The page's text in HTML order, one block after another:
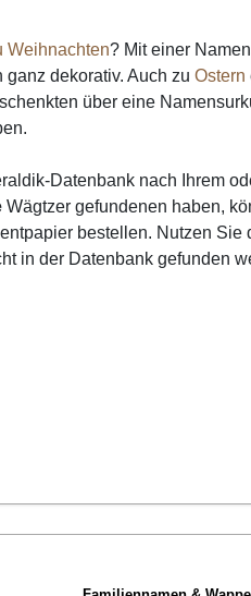
Weihnachten? Mit einer
ganz dekorativ. Auch zuOstern
über eine
Datenbank nach Ihrem
Wägtzer gefundenen haben,
bestellen. Nutzen
in der Datenbank gefunden